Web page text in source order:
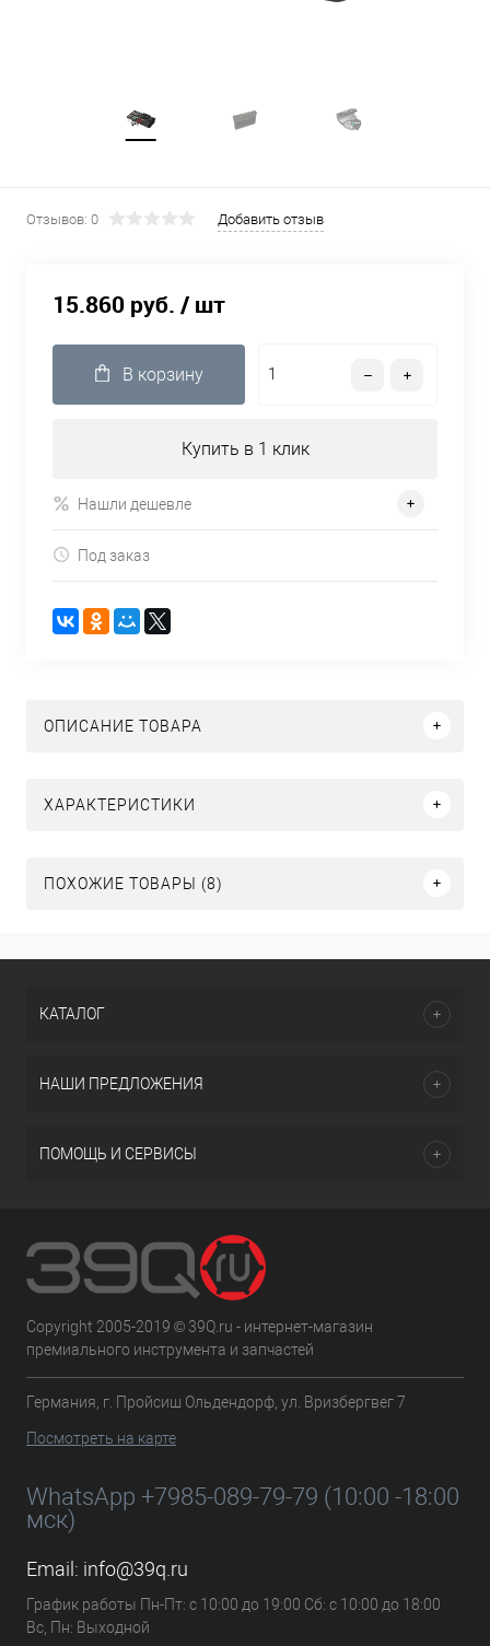
Отзывов: 0 Добавить отзыв
15.860 руб. / шт
В корзину
Купить в 1 клик
Нашли дешевле
Под заказ
ОПИСАНИЕ ТОВАРА
ХАРАКТЕРИСТИКИ
ПОХОЖИЕ ТОВАРЫ (8)
КАТАЛОГ
НАШИ ПРЕДЛОЖЕНИЯ
ПОМОЩЬ И СЕРВИСЫ
Copyright 2005-2019 © 39Q.ru - интернет-магазин
премиального инструмента и запчастей
Германия, г. Пройсиш Ольдендорф, ул. Вризбергвег 7
Посмотреть на карте
WhatsApp +7985-089-79-79 (10:00 -18:00
мск)
Email: info@39q.ru
График работы Пн-Пт: с 10:00 до 19:00 Сб: с 10:00 до 18:00
Вс, Пн: Выходной